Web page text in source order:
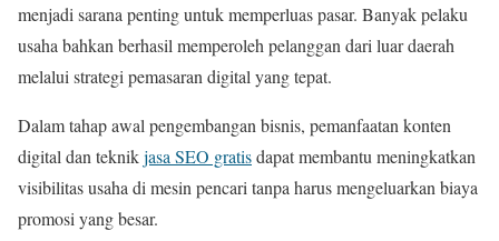
menjadi sarana penting untuk memperluas pasar. Banyak pelaku
usaha bahkan berhasil memperoleh pelanggan dari luar daerah
melalui strategi pemasaran digital yang tepat.
Dalam tahap awal pengembangan bisnis, pemanfaatan konten
digital dan teknikjasa SEO gratisdapat membantu meningkatkan
visibilitas usaha di mesin pencari tanpa harus mengeluarkan biaya
promosi yang besar.